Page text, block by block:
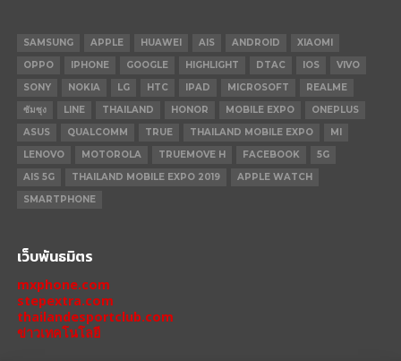
SAMSUNG APPLE HUAWEI AIS ANDROID
XIAOMI
OPPO
IPHONE GOOGLE HIGHLIGHT DTAC IOS
VIVO
SONY
NOKIA LG HTC IPAD MICROSOFT
REALME
ซัมซุง
LINE THAILAND HONOR MOBILE EXPO
ONEPLUS
ASUS
QUALCOMM TRUE THAILAND MOBILE EXPO
MI
LENOVO
MOTOROLA TRUEMOVE H FACEBOOK
5G
AIS 5G
THAILAND MOBILE EXPO 2019
APPLE WATCH
SMARTPHONE
เว็บพันธมิตร
mxphone.com
stepextra.com
thailandesportclub.com
ข่าวเทคโนโลยี